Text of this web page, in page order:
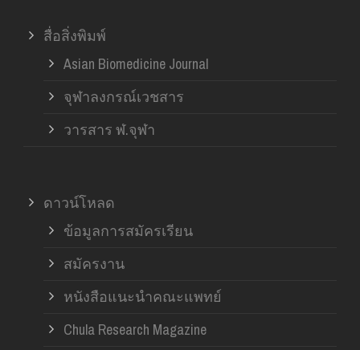
สื่อสิ่งพิมพ์
Asian Biomedicine Journal
จุฬาลงกรณ์เวชสาร
วารสาร ฬ.จุฬา
ดาวน์โหลด
ข้อมูลการสมัครเรียน
สมัครงาน
หนังสือแนะนำคณะแพทย์
Chula Research Magazine